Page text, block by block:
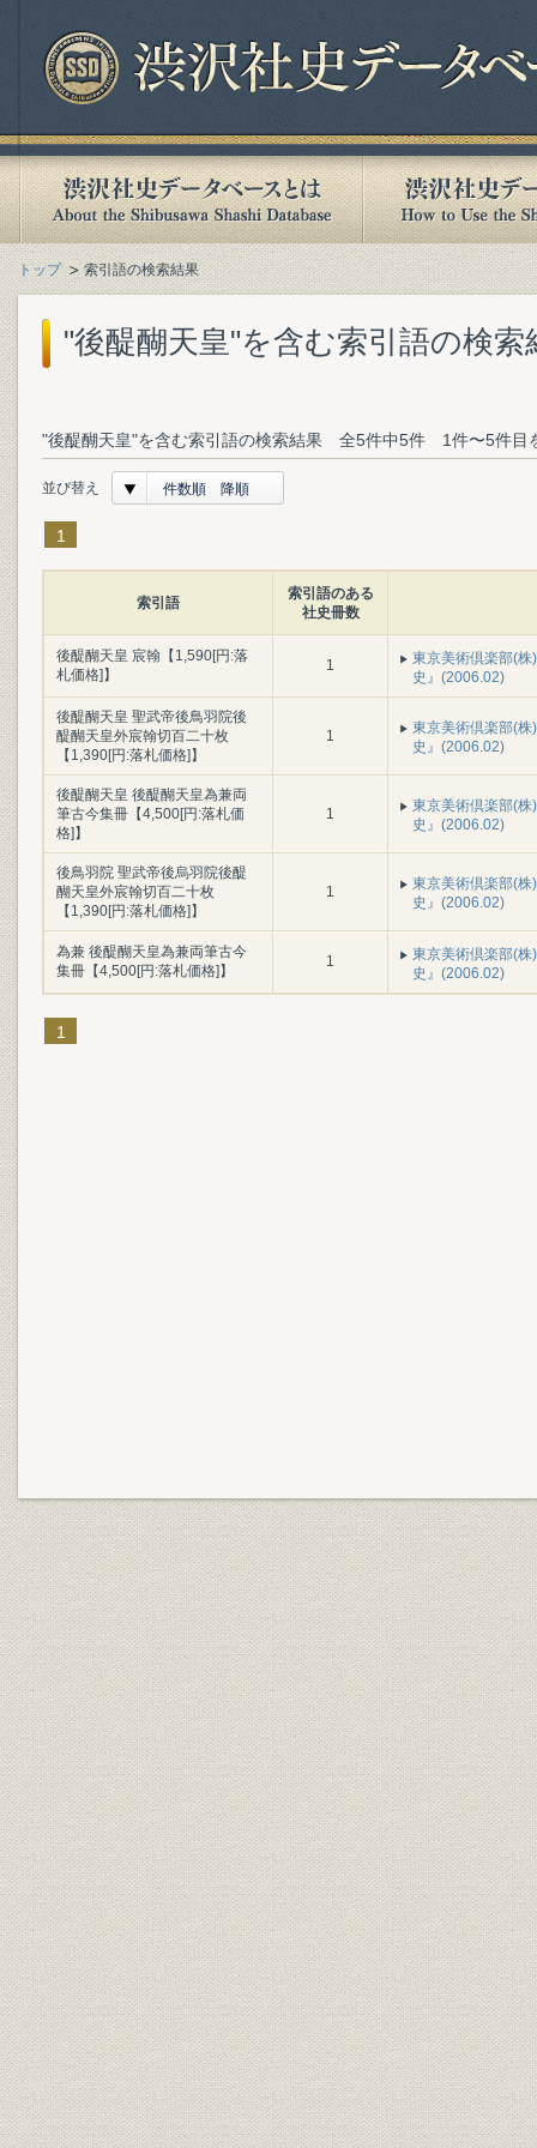
トップ 索引語の検索結果
"後醍醐天皇"を含む索引語の検索
"後醍醐天皇"を含む索引語の検索結果 全5件中5件 1件〜5件目
並び替え 件数順 降順
1
索引語
索引語のある
社史冊数
後醍醐天皇 宸翰【1,590[円:落
札価格]】
1
東京美術倶楽部(株
史』(2006.02)
後醍醐天皇 聖武帝後鳥羽院後
醍醐天皇外宸翰切百二十枚
【1,390[円:落札価格]】
1
東京美術倶楽部(株
史』(2006.02)
後醍醐天皇 後醍醐天皇為兼両
筆古今集冊【4,500[円:落札価
格]】
1
東京美術倶楽部(株
史』(2006.02)
後鳥羽院 聖武帝後烏羽院後醍
醐天皇外宸翰切百二十枚
【1,390[円:落札価格]】
1
東京美術倶楽部(株
史』(2006.02)
為兼 後醍醐天皇為兼両筆古今
集冊【4,500[円:落札価格]】
1
東京美術倶楽部(株
史』(2006.02)
1